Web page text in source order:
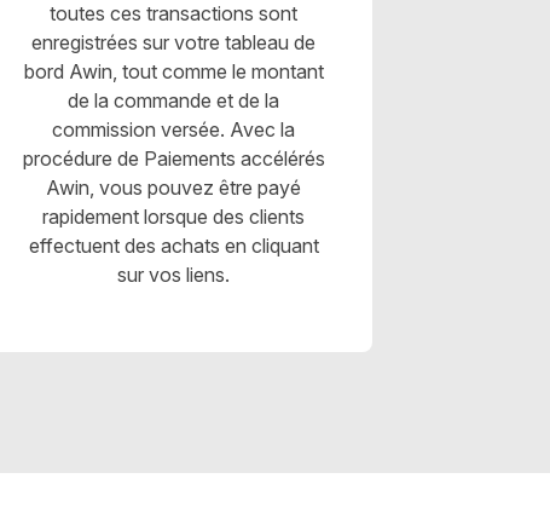
toutes ces transactions sont
enregistrées sur votre tableau de
bord Awin, tout comme le montant
de la commande et de la
commission versée. Avec la
procédure de Paiements accélérés
Awin, vous pouvez être payé
rapidement lorsque des clients
effectuent des achats en cliquant
sur vos liens.